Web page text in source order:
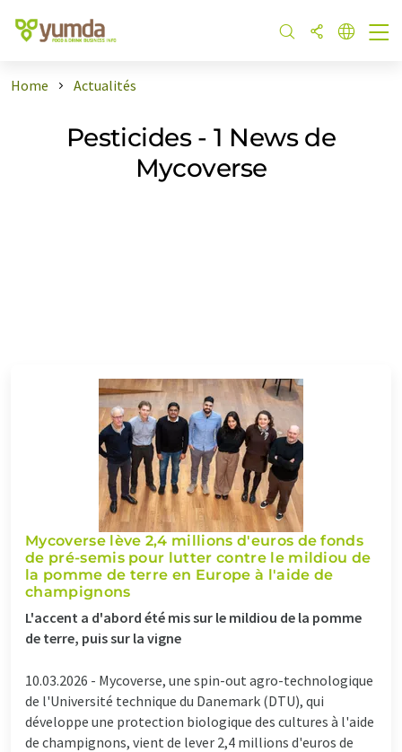
Home Actualités
Pesticides - 1 News de
Mycoverse
Mycoverse lève 2,4 millions d'euros de fonds
de pré-semis pour lutter contre le mildiou de
la pomme de terre en Europe à l'aide de
champignons
L'accent a d'abord été mis sur le mildiou de la pomme
de terre, puis sur la vigne
10.03.2026 - Mycoverse, une spin-out agro-technologique
de l'Université technique du Danemark (DTU), qui
développe une protection biologique des cultures à l'aide
de champignons, vient de lever 2,4 millions d'euros de